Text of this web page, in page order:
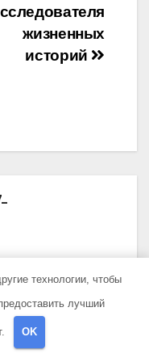
жизненных
историй
технологии, чтобы
лучший
OK